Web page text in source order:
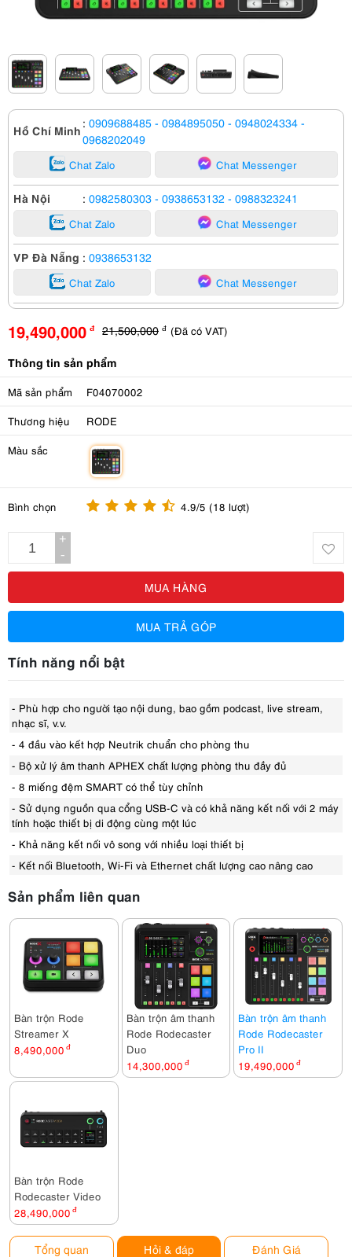
Hồ Chí Minh : 0909688485 - 0984895050 - 0948024334 -
0968202049
Chat Zalo Chat Messenger
Hà Nội : 0982580303 - 0938653132 - 0988323241
Chat Zalo Chat Messenger
VP Đà Nẵng : 0938653132
Chat Zalo Chat Messenger
19,490,000 đ 21,500,000 đ (Đã có VAT)
Thông tin sản phẩm
Mã sản phẩm F04070002
Thương hiệu RODE
Màu sắc
Bình chọn 4.9/5 (18 lượt)
+
-
MUA HÀNG
MUA TRẢ GÓP
Tính năng nổi bật
- Phù hợp cho người tạo nội dung, bao gồm podcast, live stream,
nhạc sĩ, v.v.
- 4 đầu vào kết hợp Neutrik chuẩn cho phòng thu
- Bộ xử lý âm thanh APHEX chất lượng phòng thu đầy đủ
- 8 miếng đệm SMART có thể tùy chỉnh
- Sử dụng nguồn qua cổng USB-C và có khả năng kết nối với 2 máy
tính hoặc thiết bị di động cùng một lúc
- Khả năng kết nối vô song với nhiều loại thiết bị
- Kết nối Bluetooth, Wi-Fi và Ethernet chất lượng cao nâng cao
Sản phẩm liên quan
Bàn trộn Rode
Streamer X
8,490,000 đ
Bàn trộn âm thanh
Rode Rodecaster
Duo
14,300,000 đ
Bàn trộn âm thanh
Rode Rodecaster
Pro II
19,490,000 đ
Bàn trộn Rode
Rodecaster Video
28,490,000 đ
Tổng quan Hỏi & đáp Đánh Giá